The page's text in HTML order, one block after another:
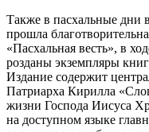
Также в пасхальные дни
прошла
«Пасхальная весть», в
розданы экземпляры
Издание содержит
Патриарха Кирилла
жизни Господа Иисуса
на доступном языке